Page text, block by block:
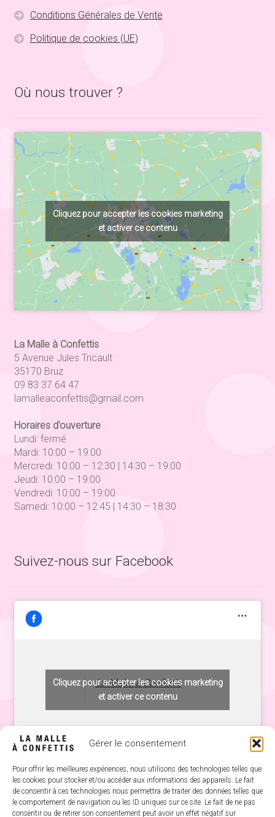
Gérer le consentement
Pour offrir les meilleures expériences, nous utilisons des technologies telles que
les cookies pour stocker et/ou accéder aux informations des appareils. Le fait
de consentir à ces technologies nous permettra de traiter des données telles que
le comportement de navigation ou les ID uniques sur ce site. Le fait de ne pas
consentir ou de retirer son consentement peut avoir un effet négatif sur
Conditions Générales de Vente
Politique de cookies (UE)
Où nous trouver ?
Cliquez pour accepter les cookies marketing
et activer ce contenu
La Malle à Confettis
5 Avenue Jules Tricault
35170 Bruz
09 83 37 64 47
lamalleaconfettis@gmail.com
Horaires d’ouverture
Lundi: fermé
Mardi: 10:00 – 19:00
Mercredi: 10:00 – 12:30 | 14:30 – 19:00
Jeudi: 10:00 – 19:00
Vendredi: 10:00 – 19:00
Samedi: 10:00 – 12:45 | 14:30 – 18:30
Suivez-nous sur Facebook
La Malle à Confettis
Cliquez pour accepter les cookies marketing
et activer ce contenu